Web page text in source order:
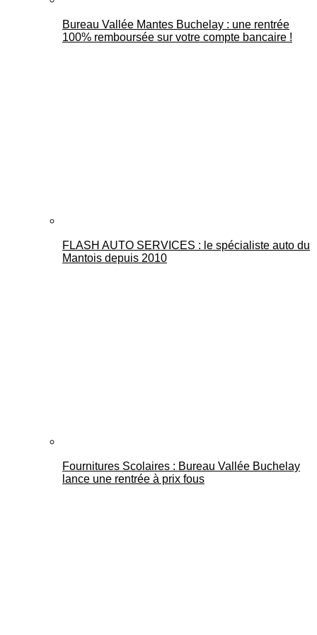
Bureau Vallée Mantes Buchelay : une rentrée
100% remboursée sur votre compte bancaire !
FLASH AUTO SERVICES : le spécialiste auto du
Mantois depuis 2010
Fournitures Scolaires : Bureau Vallée Buchelay
lance une rentrée à prix fous